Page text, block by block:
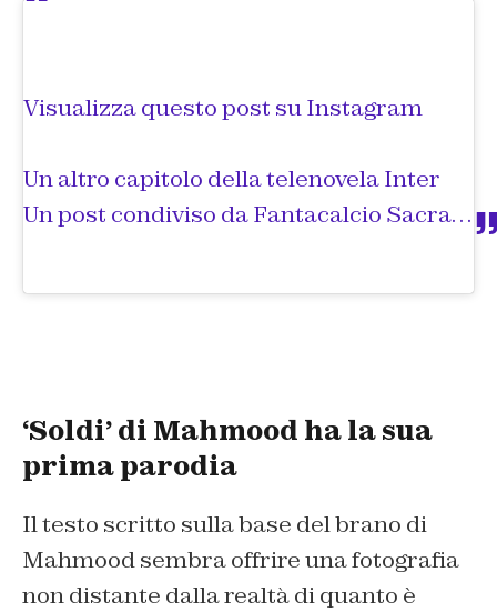
Visualizza questo post su Instagram
Un altro capitolo della telenovela Inter
Un post condiviso daFantacalcio Sacramento
‘Soldi’ di Mahmood ha la sua
prima parodia
Il testo scritto sulla base del brano di
Mahmood sembra offrire una fotografia
non distante dalla realtà di quanto è